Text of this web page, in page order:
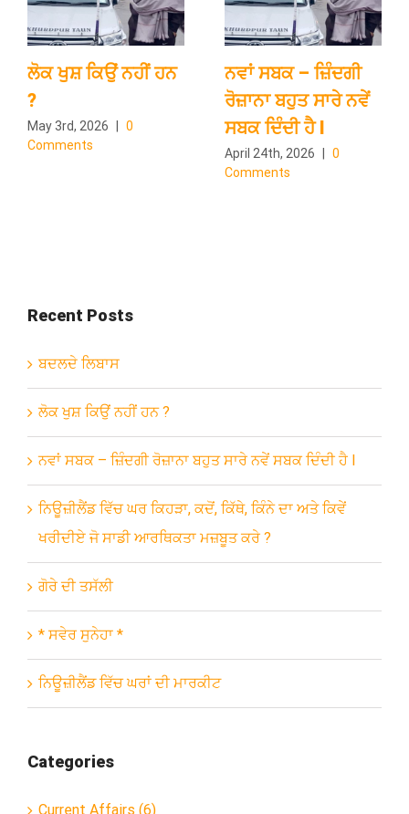
ਲੋਕ ਖੁਸ਼ ਕਿਉਂ ਨਹੀਂ ਹਨ
?
May 3rd, 2026
0
Comments
ਨਵਾਂ ਸਬਕ – ਜ਼ਿੰਦਗੀ
ਰੋਜ਼ਾਨਾ ਬਹੁਤ ਸਾਰੇ ਨਵੇਂ
ਸਬਕ ਦਿੰਦੀ ਹੈ l
April 24th, 2026
0
Comments
Recent Posts
ਬਦਲਦੇ ਲਿਬਾਸ
ਲੋਕ ਖੁਸ਼ ਕਿਉਂ ਨਹੀਂ ਹਨ ?
ਨਵਾਂ ਸਬਕ – ਜ਼ਿੰਦਗੀ ਰੋਜ਼ਾਨਾ ਬਹੁਤ ਸਾਰੇ ਨਵੇਂ ਸਬਕ ਦਿੰਦੀ ਹੈ l
ਨਿਊਜ਼ੀਲੈਂਡ ਵਿੱਚ ਘਰ ਕਿਹੜਾ, ਕਦੋਂ, ਕਿੱਥੇ, ਕਿੰਨੇ ਦਾ ਅਤੇ ਕਿਵੇਂ
ਖਰੀਦੀਏ ਜੋ ਸਾਡੀ ਆਰਥਿਕਤਾ ਮਜ਼ਬੂਤ ਕਰੇ ?
ਗੋਰੇ ਦੀ ਤਸੱਲੀ
* ਸਵੇਰ ਸੁਨੇਹਾ *
ਨਿਊਜ਼ੀਲੈਂਡ ਵਿੱਚ ਘਰਾਂ ਦੀ ਮਾਰਕੀਟ
Categories
Current Affairs (6)